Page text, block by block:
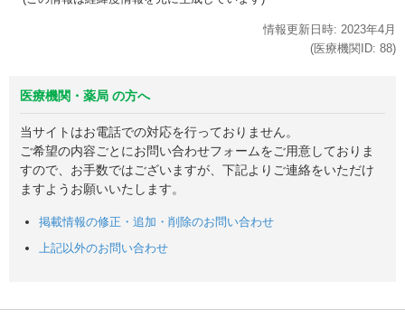
情報更新日時: 2023年4月
(医療機関ID: 88)
医療機関・薬局 の方へ
当サイトはお電話での対応を行っておりません。
ご希望の内容ごとにお問い合わせフォームをご用意しておりま
すので、お手数ではございますが、下記よりご連絡をいただけ
ますようお願いいたします。
掲載情報の修正・追加・削除のお問い合わせ
上記以外のお問い合わせ